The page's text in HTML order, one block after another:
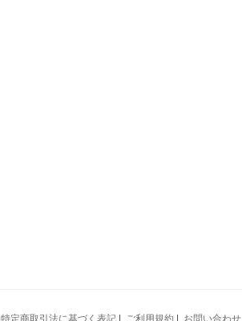
特定商取引法に基づく表記 ご利用規約 お問い合わせ